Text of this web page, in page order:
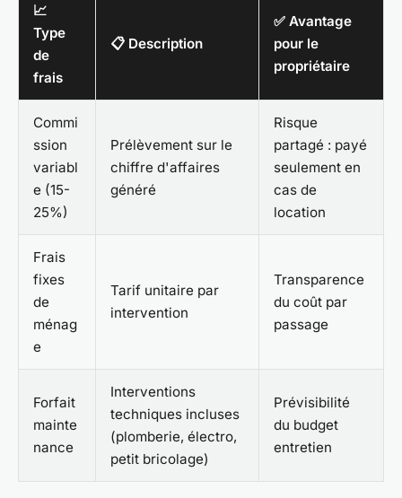
📈
Type
de
frais
📋 Description
✅ Avantage
pour le
propriétaire
Commi
ssion
variabl
e (15-
25%)
Prélèvement sur le
chiffre d'affaires
généré
Risque
partagé : payé
seulement en
cas de
location
Frais
fixes
de
ménag
e
Tarif unitaire par
intervention
Transparence
du coût par
passage
Forfait
mainte
nance
Interventions
techniques incluses
(plomberie, électro,
petit bricolage)
Prévisibilité
du budget
entretien